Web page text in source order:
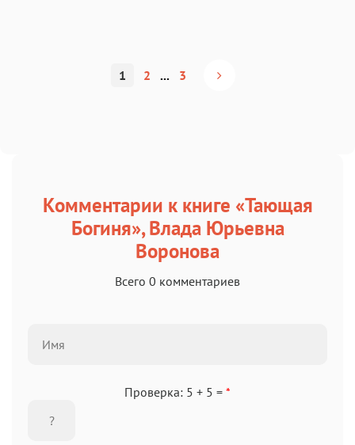
1 2 ... 3
Комментарии к книге «Тающая
Богиня», Влада Юрьевна
Воронова
Всего 0 комментариев
Проверка: 5 + 5 = *